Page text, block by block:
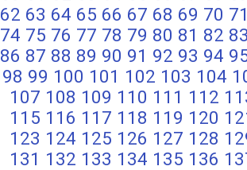
62 63 64 65 66 67 68 69 70
74 75 76 77 78 79 80 81 82
86 87 88 89 90 91 92 93 94
98 99 100 101 102 103 104
107 108 109 110 111 112
115 116 117 118 119 120
123 124 125 126 127 128
131 132 133 134 135 136